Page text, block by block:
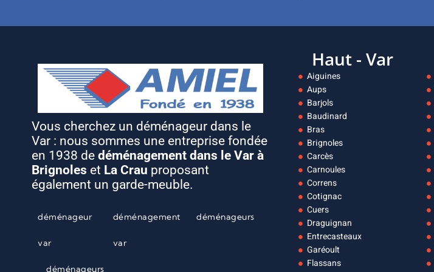
Vous cherchez un déménageur dans le
Var : nous sommes une entreprise fondée
en 1938 de déménagement dans le Var à
Brignoles et La Crau proposant
également un garde-meuble.
déménageur
var
déménagement
var
déménageurs
déménageurs
Haut - Var
Aiguines
Aups
Barjols
Baudinard
Bras
Brignoles
Carcès
Carnoules
Correns
Cotignac
Cuers
Draguignan
Entrecasteaux
Garéoult
Flassans